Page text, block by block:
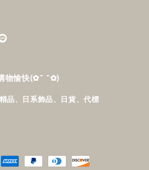
物愉快‎(✿˘ ˘✿)
、日系飾品、日貨、代標